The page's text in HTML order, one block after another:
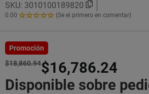
SKU: 3010100189820
0.00
0.00
Estrellas!
(Se el primero en comentar)
Promoción
$18,860.94$16,786.24
Disponible sobre